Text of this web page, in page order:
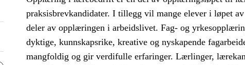
praksisbrevkandidater. I tillegg vil mange elever i løpet
deler av opplæringen i arbeidslivet. Fag- og
dyktige, kunnskapsrike, kreative og nyskapende
mangfoldig og gir verdifulle erfaringer. Lærlinger,